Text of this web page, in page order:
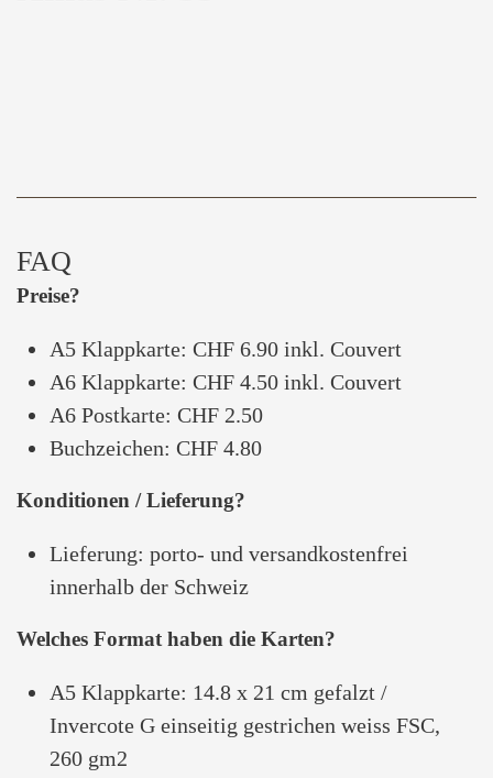
FAQ
Preise?
A5 Klappkarte: CHF 6.90 inkl. Couvert
A6 Klappkarte: CHF 4.50 inkl. Couvert
A6 Postkarte: CHF 2.50
Buchzeichen: CHF 4.80
Konditionen / Lieferung?
Lieferung: porto- und versandkostenfrei
innerhalb der Schweiz
Welches Format haben die Karten?
A5 Klappkarte: 14.8 x 21 cm gefalzt /
Invercote G einseitig gestrichen weiss FSC,
260 gm2